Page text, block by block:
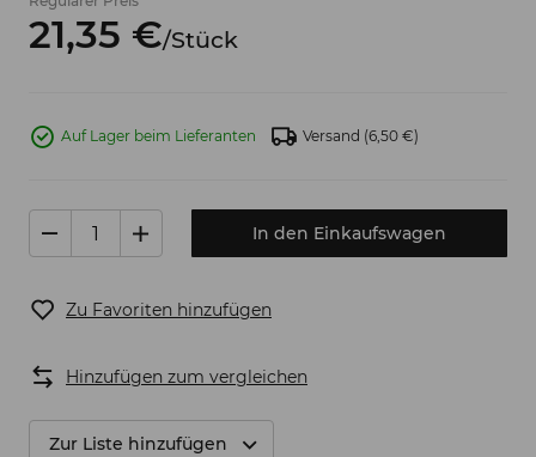
21,35 €/Stück
Auf Lager beim Lieferanten Versand (6,50 €)
In den Einkaufswagen
Zu Favoriten hinzufügen
Hinzufügen zum vergleichen
Zur Liste hinzufügen